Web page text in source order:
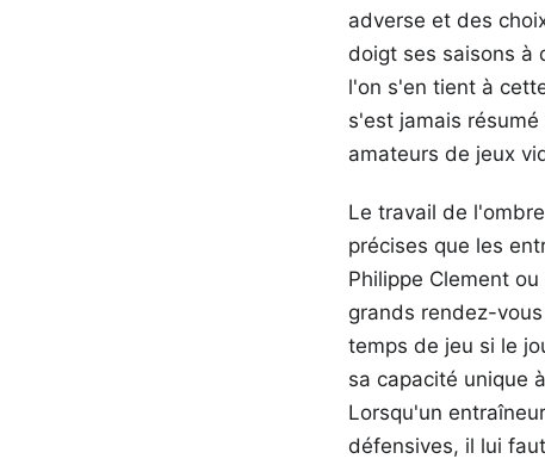
adverse et des
doigt ses saisons à
l'on s'en tient à
s'est jamais
amateurs de jeux
Le travail de
précises que les
Philippe Clement
grands rendez-
temps de jeu si le
sa capacité unique
Lorsqu'un
défensives, il lui